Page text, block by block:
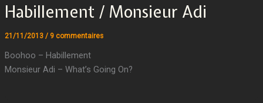
Habillement / Monsieur Adi
21/11/2013 / 9 commentaires
Boohoo – Habillement
Monsieur Adi – What’s Going On?